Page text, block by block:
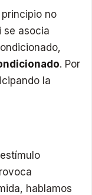
no
se asocia
. Por
la
hablamos